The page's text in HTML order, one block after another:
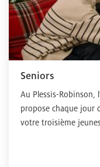
Seniors
Au Plessis-Robinson,
propose chaque jour
votre troisième